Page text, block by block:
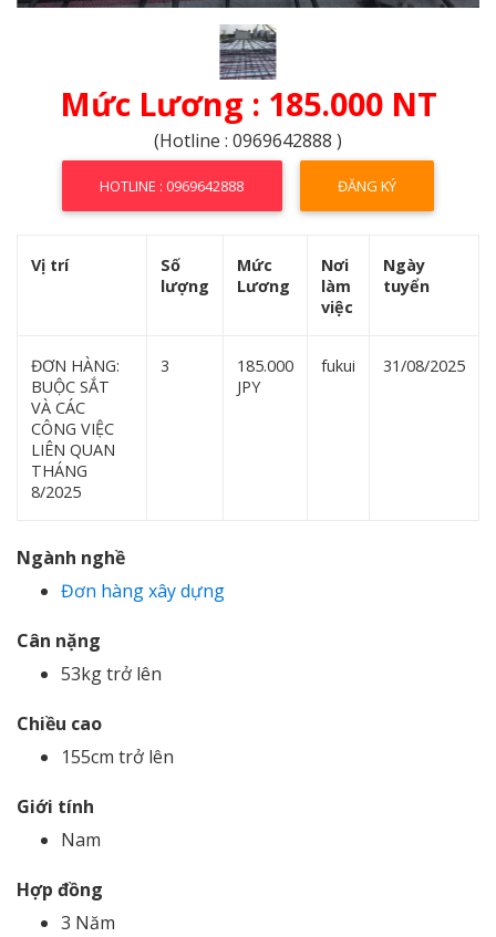
Mức Lương : 185.000 NT
(Hotline : 0969642888 )
HOTLINE : 0969642888 ĐĂNG KÝ
Vị trí
Số
lượng
Mức
Lương
Nơi
làm
việc
Ngày
tuyển
ĐƠN HÀNG:
BUỘC SẮT
VÀ CÁC
CÔNG VIỆC
LIÊN QUAN
THÁNG
8/2025
3
185.000
JPY
fukui 31/08/2025
Ngành nghề
Đơn hàng xây dựng
Cân nặng
53kg trở lên
Chiều cao
155cm trở lên
Giới tính
Nam
Hợp đồng
3 Năm